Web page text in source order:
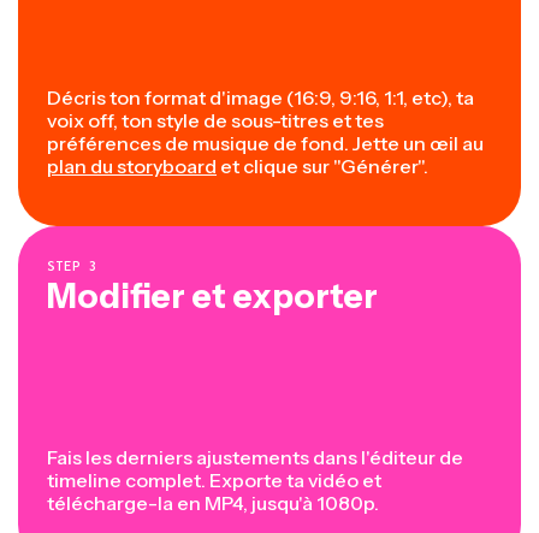
Décris ton format d'image (16:9, 9:16, 1:1, etc), ta
voix off, ton style de sous-titres et tes
préférences de musique de fond. Jette un œil au
plan du storyboard et clique sur "Générer".
STEP 3
Modifier et exporter
Fais les derniers ajustements dans l'éditeur de
timeline complet. Exporte ta vidéo et
télécharge-la en MP4, jusqu'à 1080p.